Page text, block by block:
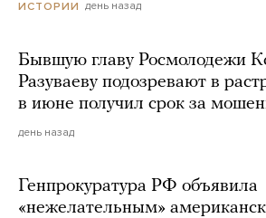
ИСТОРИИ день назад
Бывшую главу Росмолодежи
Разуваеву подозревают в
в июне получил срок за
день назад
Генпрокуратура РФ объявила
«нежелательным»